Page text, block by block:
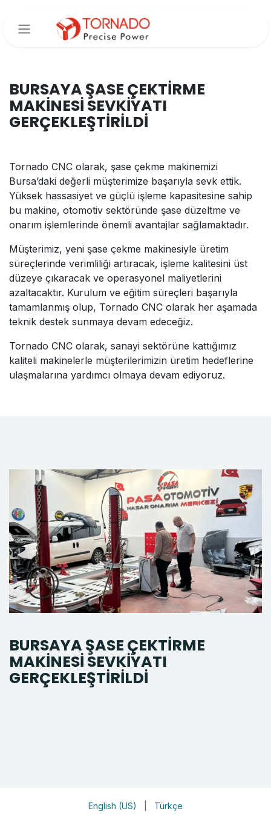
BURSAYA ŞASE ÇEKTİRME
MAKİNESİ SEVKİYATI
GERÇEKLEŞTİRİLDİ
Tornado CNC olarak, şase çekme makinemizi
Bursa’daki değerli müşterimize başarıyla sevk ettik.
Yüksek hassasiyet ve güçlü işleme kapasitesine sahip
bu makine, otomotiv sektöründe şase düzeltme ve
onarım işlemlerinde önemli avantajlar sağlamaktadır.
Müşterimiz, yeni şase çekme makinesiyle üretim
süreçlerinde verimliliği artıracak, işleme kalitesini üst
düzeye çıkaracak ve operasyonel maliyetlerini
azaltacaktır. Kurulum ve eğitim süreçleri başarıyla
tamamlanmış olup, Tornado CNC olarak her aşamada
teknik destek sunmaya devam edeceğiz.
Tornado CNC olarak, sanayi sektörüne kattığımız
kaliteli makinelerle müşterilerimizin üretim hedeflerine
ulaşmalarına yardımcı olmaya devam ediyoruz.
BURSAYA ŞASE ÇEKTİRME
MAKİNESİ SEVKİYATI
GERÇEKLEŞTİRİLDİ
English (US) Türkçe